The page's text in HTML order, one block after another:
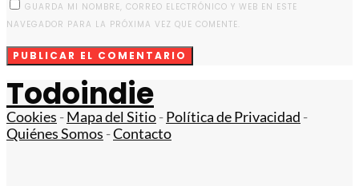
GUARDA MI NOMBRE, CORREO ELECTRÓNICO Y WEB EN ESTE
NAVEGADOR PARA LA PRÓXIMA VEZ QUE COMENTE.
Todoindie
Cookies -Mapa del Sitio-Política de Privacidad -
Quiénes Somos -Contacto